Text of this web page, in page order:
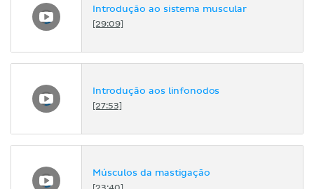
Introdução ao sistema muscular
[29:09]
Introdução aos linfonodos
[27:53]
Músculos da mastigação